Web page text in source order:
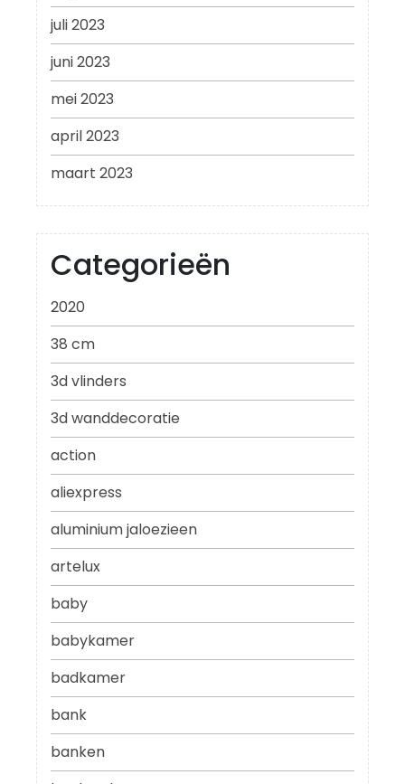
juli 2023
juni 2023
mei 2023
april 2023
maart 2023
Categorieën
2020
38 cm
3d vlinders
3d wanddecoratie
action
aliexpress
aluminium jaloezieen
artelux
baby
babykamer
badkamer
bank
banken